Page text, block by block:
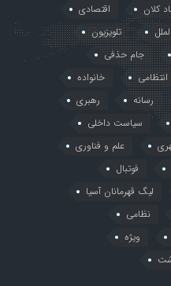
کلان
اقتصادی
تلویزیون
جام حذفی
خانواده
رسانه
رهبری
سیاست داخلی
علم و فناوری
فوتبال
لیگ قهرمانان آسیا
نظامی
ویژه